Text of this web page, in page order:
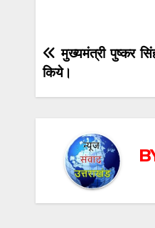
Post
navigation
मुख्यमंत्री पुष्कर
किये।